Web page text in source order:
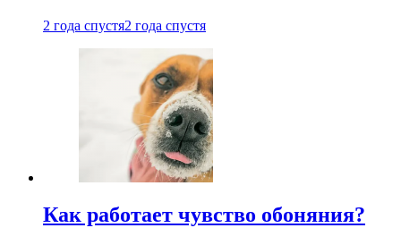
2 года спустя2 года спустя
Как работает чувство обоняния?